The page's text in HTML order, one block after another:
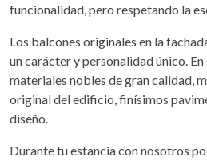
funcionalidad, pero respetando la
Los balcones originales en la
un carácter y personalidad único.
materiales nobles de gran calidad,
original del edificio, finísimos
diseño.
Durante tu estancia con nosotros